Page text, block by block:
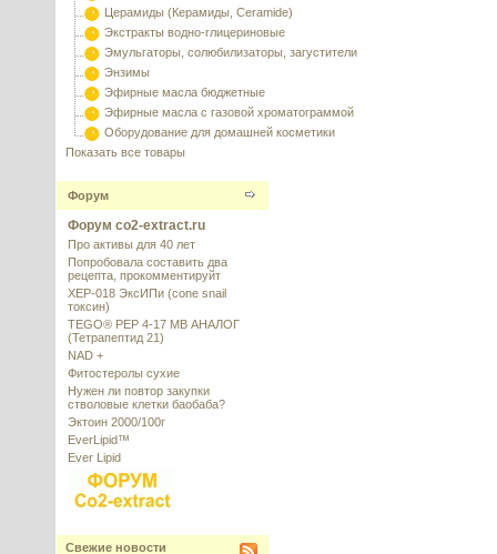
Церамиды (Керамиды, Ceramide)
Экстракты водно-глицериновые
Эмульгаторы, солюбилизаторы, загустители
Энзимы
Эфирные масла бюджетные
Эфирные масла с газовой хроматограммой
Оборудование для домашней косметики
Показать все товары
Форум
Форум co2-extract.ru
Про активы для 40 лет
Попробовала составить два
рецепта, прокомментируйт
XEP-018 ЭксИПи (cone snail
токсин)
TEGO® PEP 4-17 MB АНАЛОГ
(Тетрапептид 21)
NAD +
Фитостеролы сухие
Нужен ли повтор закупки
стволовые клетки баобаба?
Эктоин 2000/100г
EverLipid™
Ever Lipid
Свежие новости